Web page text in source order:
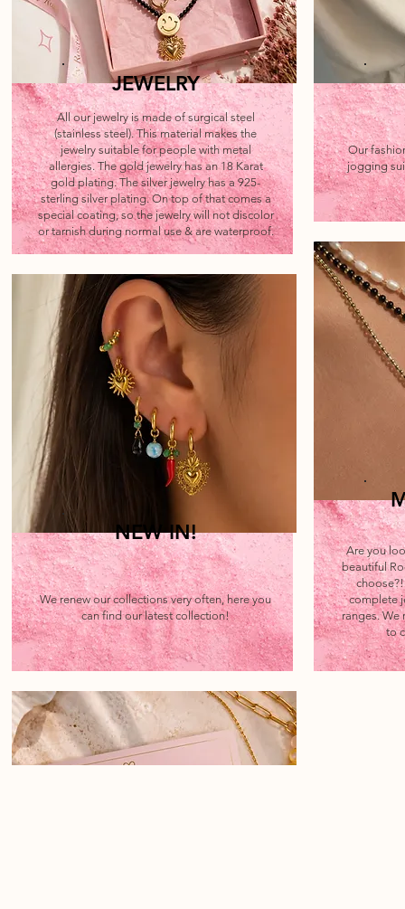
JEWELRY
All our jewelry is made of surgical steel
(stainless steel). This material makes the
jewelry suitable for people with metal
allergies. The gold jewelry has an 18 Karat
gold plating. The silver jewelry has a 925-
sterling silver plating. On top of that comes a
special coating, so the jewelry will not discolor
or tarnish during normal use & are waterproof.
NEW IN!
We renew our collections very often, here you
can find our latest collection!
Our
jogging
Are you
beautiful
complete
ranges. We
to